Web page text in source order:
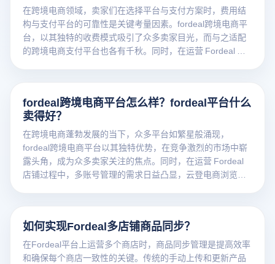
在跨境电商领域，卖家们在选择平台与支付方案时，费用结
构与支付平台的可靠性是关键考量因素。fordeal跨境电商平
台，以其独特的收费模式吸引了众多卖家目光，而与之适配
的跨境电商支付平台也各有千秋。同时，在运营 Fordeal 店
fordeal跨境电商平台怎么样？fordeal平台什么
卖得好？
在跨境电商蓬勃发展的当下，众多平台如繁星般涌现，
fordeal跨境电商平台以其独特优势，在竞争激烈的市场中崭
露头角，成为众多卖家关注的焦点。同时，在运营 Fordeal
店铺过程中，多账号管理的需求日益凸显，云登电商浏览器
如何实现Fordeal多店铺商品同步？
在Fordeal平台上运营多个商店时，商品同步管理是提高效率
和确保每个商店一致性的关键。传统的手动上传和更新产品